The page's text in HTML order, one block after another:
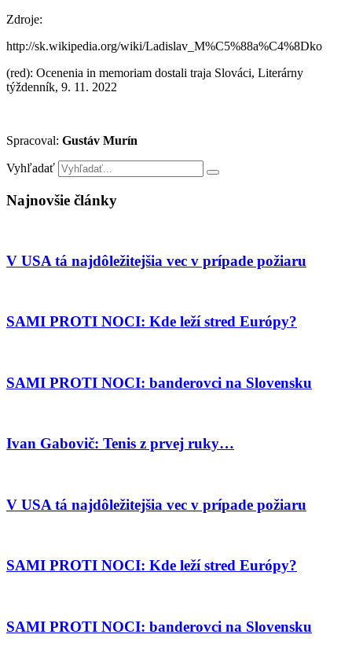
Zdroje:
http://sk.wikipedia.org/wiki/Ladislav_M%C5%88a%C4%8Dko
(red): Ocenenia in memoriam dostali traja Slováci, Literárny
týždenník, 9. 11. 2022
Spracoval: Gustáv Murín
Vyhľadať
Najnovšie články
V USA tá najdôležitejšia vec v prípade požiaru
SAMI PROTI NOCI: Kde leží stred Európy?
SAMI PROTI NOCI: banderovci na Slovensku
Ivan Gabovič: Tenis z prvej ruky…
V USA tá najdôležitejšia vec v prípade požiaru
SAMI PROTI NOCI: Kde leží stred Európy?
SAMI PROTI NOCI: banderovci na Slovensku